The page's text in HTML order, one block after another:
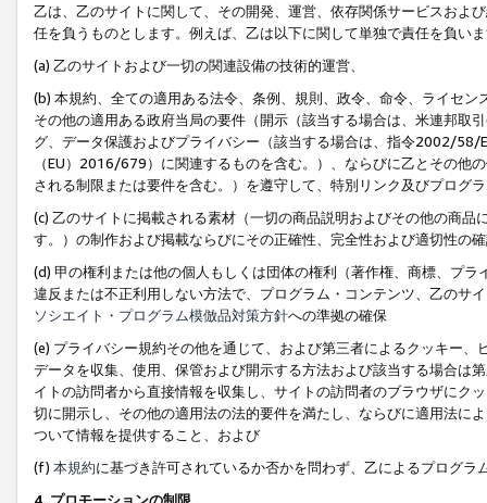
乙は、乙のサイトに関して、その開発、運営、依存関係サービスおよ
任を負うものとします。例えば、乙は以下に関して単独で責任を負い
(a) 乙のサイトおよび一切の関連設備の技術的運営、
(b) 本規約、全ての適用ある法令、条例、規則、政令、命令、ライセ
その他の適用ある政府当局の要件（開示（該当する場合は、米連邦取
グ、データ保護およびプライバシー（該当する場合は、指令2002/58/
（EU）2016/679）に関連するものを含む。）、ならびに乙とその他
される制限または要件を含む。）を遵守して、特別リンク及びプログ
(c) 乙のサイトに掲載される素材（一切の商品説明およびその他の商
す。）の制作および掲載ならびにその正確性、完全性および適切性の
(d) 甲の権利または他の個人もしくは団体の権利（著作権、商標、プ
違反または不正利用しない方法で、プログラム・コンテンツ、乙のサ
ソシエイト・プログラム模倣品対策方針への準拠の確保
(e) プライバシー規約その他を通じて、および第三者によるクッキー
データを収集、使用、保管および開示する方法および該当する場合は
イトの訪問者から直接情報を収集し、サイトの訪問者のブラウザにク
切に開示し、その他の適用法の法的要件を満たし、ならびに適用法に
ついて情報を提供すること、および
(f) 本規約に基づき許可されているか否かを問わず、乙によるプログ
4. プロモーションの制限